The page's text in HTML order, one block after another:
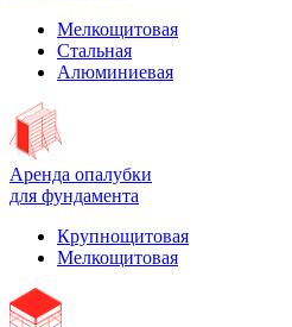
Мелкощитовая
Стальная
Алюминиевая
Аренда опалубки
для фундамента
Крупнощитовая
Мелкощитовая